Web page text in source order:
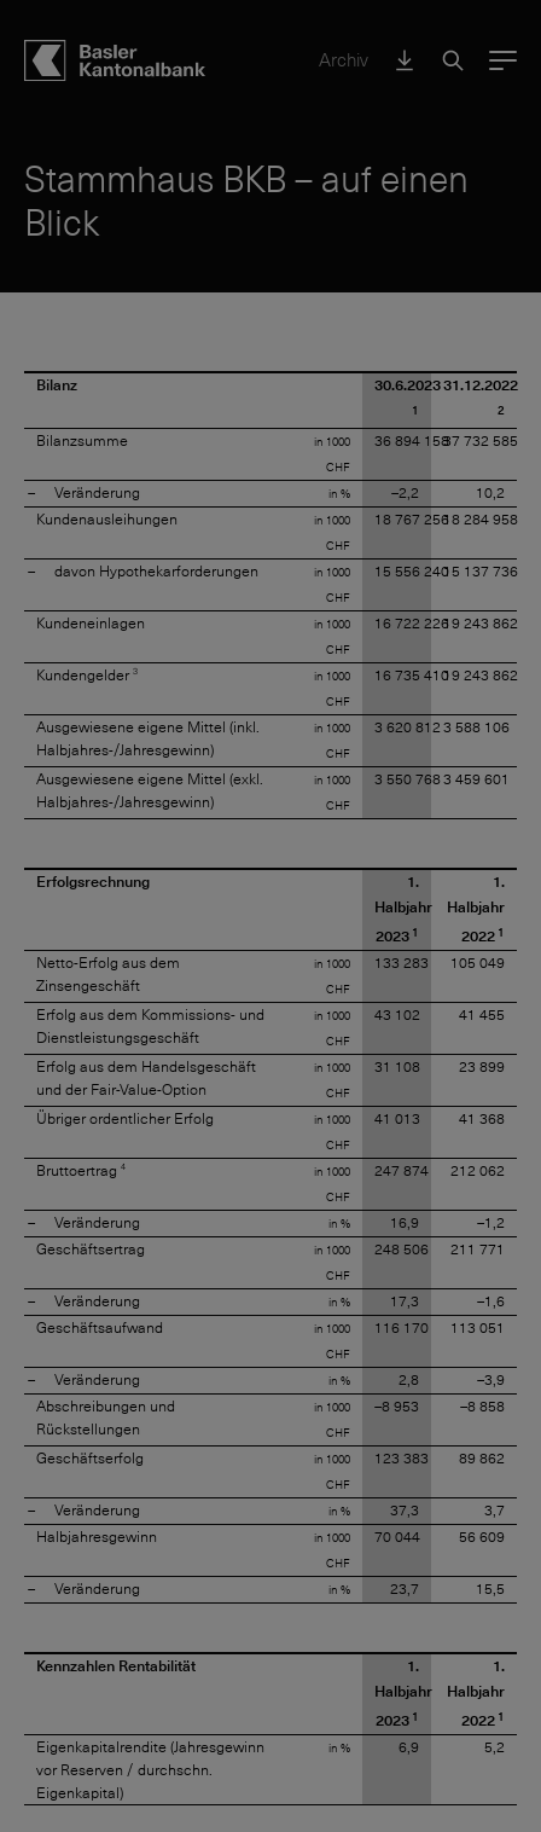
Archiv Menu
Stammhaus BKB – auf einen
Blick
Bilanz 30.6.2023
1
31.12.2022
2
Bilanzsumme
in 1000
CHF
36 894 15837 732 585
Veränderung in % –2,2
10,2
Kundenausleihungen
in 1000
CHF
18 767 25618 284 958
davon Hypothekarforderungen
in 1000
CHF
15 556 24015 137 736
Kundeneinlagen
in 1000
CHF
16 722 22619 243 862
Kundengelder 3
in 1000
CHF
16 735 41019 243 862
Ausgewiesene eigene Mittel (inkl.
Halbjahres-/Jahresgewinn)
in 1000
CHF
3 620 8123 588 106
Ausgewiesene eigene Mittel (exkl.
Halbjahres-/Jahresgewinn)
in 1000
CHF
3 550 7683 459 601
Erfolgsrechnung
1.
Halbjahr
2023 1
1.
Halbjahr
2022 1
Netto-Erfolg aus dem
Zinsengeschäft
in 1000
CHF
133 283 105 049
Erfolg aus dem Kommissions- und
Dienstleistungsgeschäft
in 1000
CHF
43 102 41 455
Erfolg aus dem Handelsgeschäft
und der Fair-Value-Option
in 1000
CHF
31 108 23 899
Übriger ordentlicher Erfolg
in 1000
CHF
41 013 41 368
Bruttoertrag 4
in 1000
CHF
247 874 212 062
Veränderung in % 16,9
–1,2
Geschäftsertrag
in 1000
CHF
248 506 211 771
Veränderung in % 17,3
–1,6
Geschäftsaufwand
in 1000
CHF
116 170 113 051
Veränderung in % 2,8
–3,9
Abschreibungen und
Rückstellungen
in 1000
CHF
–8 953 –8 858
Geschäftserfolg
in 1000
CHF
123 383 89 862
Veränderung in % 37,3
3,7
Halbjahresgewinn
in 1000
CHF
70 044 56 609
Veränderung in % 23,7 15,5
Kennzahlen Rentabilität
1.
Halbjahr
2023 1
1.
Halbjahr
2022 1
Eigenkapitalrendite (Jahresgewinn
vor Reserven / durchschn.
Eigenkapital)
in % 6,9 5,2